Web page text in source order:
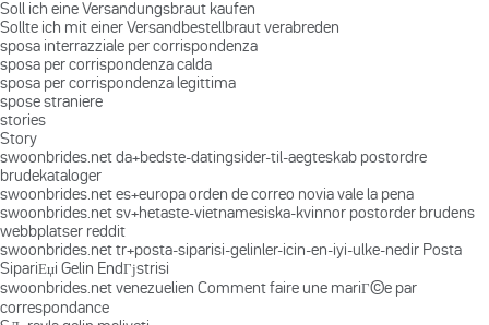
Soll ich eine Versandungsbraut kaufen
Sollte ich mit einer Versandbestellbraut verabreden
sposa interrazziale per corrispondenza
sposa per corrispondenza calda
sposa per corrispondenza legittima
spose straniere
stories
Story
swoonbrides.net da+bedste-datingsider-til-aegteskab postordre
brudekataloger
swoonbrides.net es+europa orden de correo novia vale la pena
swoonbrides.net sv+hetaste-vietnamesiska-kvinnor postorder brudens
webbplatser reddit
swoonbrides.net tr+posta-siparisi-gelinler-icin-en-iyi-ulke-nedir Posta
SipariЕџi Gelin EndГјstrisi
swoonbrides.net venezuelien Comment faire une mariГ©e par
correspondance